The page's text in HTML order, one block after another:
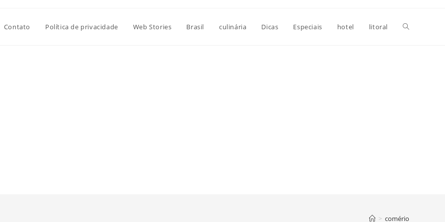
Contato Política de privacidade Web Stories Brasil culinária Dicas Especiais hotel litoral Alternar
> comério